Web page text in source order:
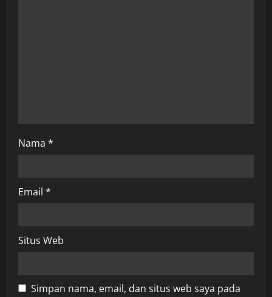
Nama *
Email *
Situs Web
Simpan nama, email, dan situs web saya pada